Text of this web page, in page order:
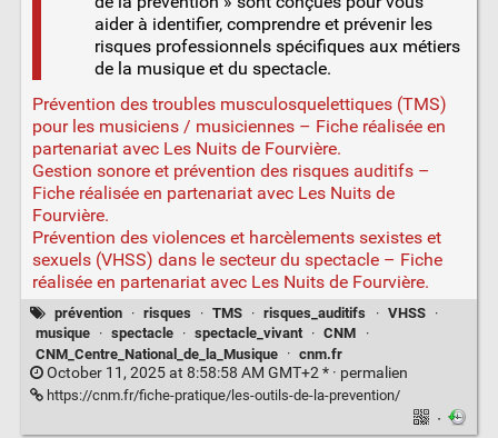
aider à identifier, comprendre et prévenir les
risques professionnels spécifiques aux métiers
de la musique et du spectacle.
Prévention des troubles musculosquelettiques (TMS)
pour les musiciens / musiciennes – Fiche réalisée en
partenariat avec Les Nuits de Fourvière.
Gestion sonore et prévention des risques auditifs –
Fiche réalisée en partenariat avec Les Nuits de
Fourvière.
Prévention des violences et harcèlements sexistes et
sexuels (VHSS) dans le secteur du spectacle – Fiche
réalisée en partenariat avec Les Nuits de Fourvière.
prévention · risques · TMS · risques_auditifs · VHSS
·
musique
· spectacle · spectacle_vivant · CNM
·
CNM_Centre_National_de_la_Musique
· cnm.fr
October 11, 2025 at 8:58:58 AM GMT+2 * · permalien
https://cnm.fr/fiche-pratique/les-outils-de-la-prevention/
·